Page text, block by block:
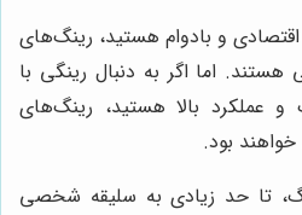
اقتصادی و بادوام هستید، رینگ‌های
هستند. اما اگر به دنبال رینگی با
عملکرد بالا هستید، رینگ‌های
خواهند بود.
تا حد زیادی به سلیقه شخصی